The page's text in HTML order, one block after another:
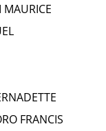
FRANCIS